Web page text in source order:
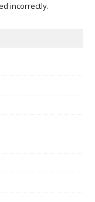
incorrectly.